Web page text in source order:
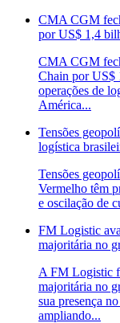
CMA CGM
por US$ 1,4
CMA CGM
Chain por US$
operações de
América...
Tensões
logística
Tensões
Vermelho têm
e oscilação de
FM Logistic
majoritária no
A FM Logistic
majoritária no
sua presença
ampliando...